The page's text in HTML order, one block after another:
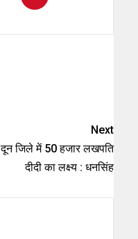
Next
दून जिले में 50 हजार लखपति
दीदी का लक्ष्य : धनसिंह